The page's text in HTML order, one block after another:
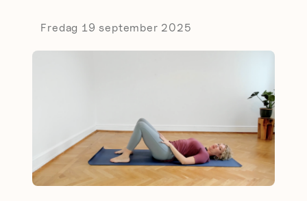
Fredag 19 september 2025